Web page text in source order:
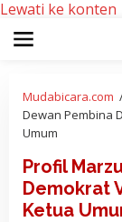
Lewati ke konten
Mudabicara.com
Dewan Pembina
Umum
Profil
Demokrat
Ketua